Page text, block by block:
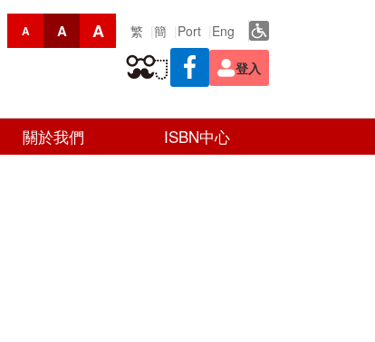
A A A 繁 簡 Port Eng
登入
關於我們 ISBN中心